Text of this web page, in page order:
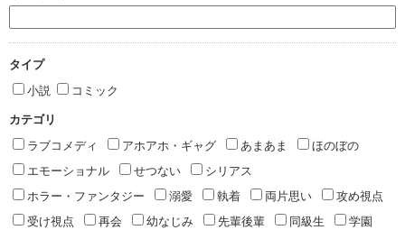
タイプ
小説
コミック
カテゴリ
ラブコメディ
アホアホ・ギャグ あまあま
ほのぼの
エモーショナル
せつない
シリアス
ホラー・ファンタジー
溺愛 執着 両片思い
攻め視点
受け視点
再会 幼なじみ 先輩後輩 同級生
学園